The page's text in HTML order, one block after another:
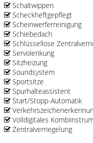
Schaltwippen
Scheckheftgepflegt
Scheinwerferreinigung
Schiebedach
Schlüssellose
Servolenkung
Sitzheizung
Soundsystem
Sportsitze
Spurhalteassistent
Start/Stopp-Automatik
Volldigitales
Zentralverriegelung